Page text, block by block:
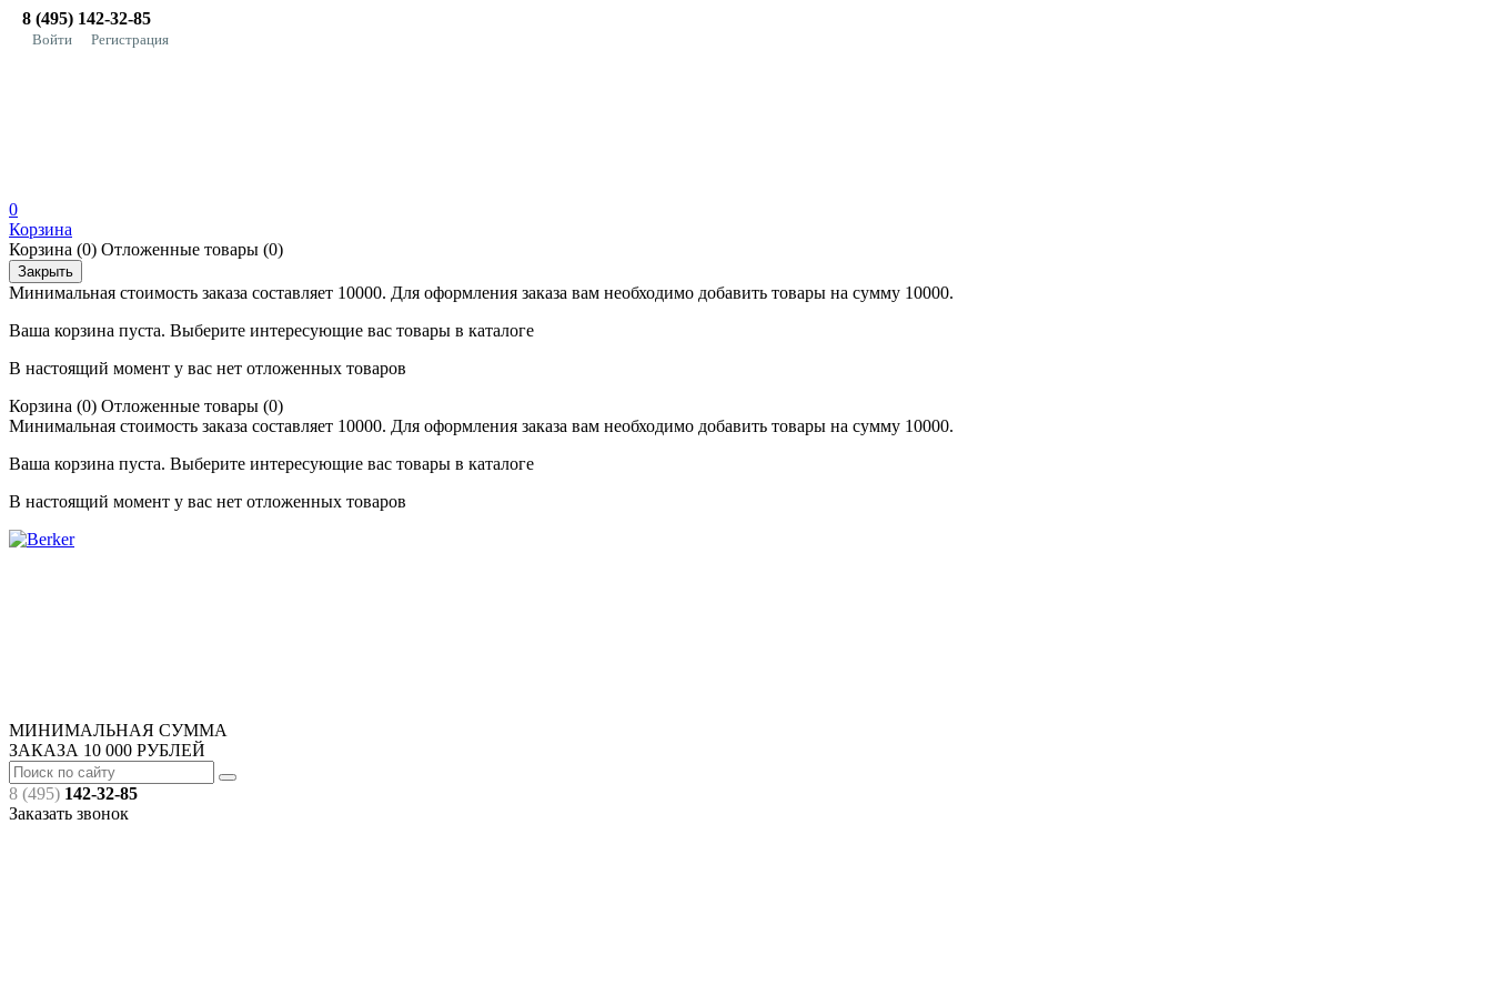
8 (495) 142-32-85
Войти Регистрация
0
Корзина
Корзина (0) Отложенные товары (0)
Закрыть
Минимальная стоимость заказа составляет 10000. Для оформления заказа вам необходимо добавить товары на сумму 10000.
Ваша корзина пуста. Выберите интересующие вас товары в каталоге
В настоящий момент у вас нет отложенных товаров
Корзина (0) Отложенные товары (0)
Минимальная стоимость заказа составляет 10000. Для оформления заказа вам необходимо добавить товары на сумму 10000.
Ваша корзина пуста. Выберите интересующие вас товары в каталоге
В настоящий момент у вас нет отложенных товаров
МИНИМАЛЬНАЯ СУММА
ЗАКАЗА 10 000 РУБЛЕЙ
8 (495) 142-32-85
Заказать звонок